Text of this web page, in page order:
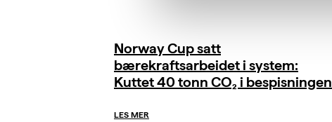
Norway Cup satt
bærekraftsarbeidet i system:
Kuttet 40 tonn CO₂ i bespisningen
LES MER